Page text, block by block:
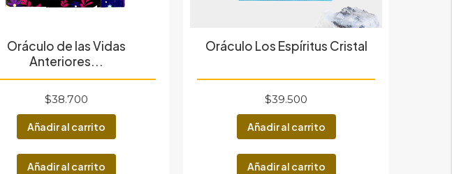
Oráculo de las Vidas
Anteriores...
$38.700
Añadir al carrito
Añadir al carrito
Oráculo Los Espíritus Cristal
$39.500
Añadir al carrito
Añadir al carrito